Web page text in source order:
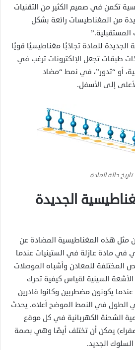
تكمن في صميم الكثير من التقنيات
من المغناطيسات رائعة بشكل
للمادة تجاذبًا مغناطيسيًا قويًا
طبقات تجعل الإلكترونات ترغب في
أو “تدور”، في نمط “مضاد
إلى الأسفل.
تاريخ حالة المادة
الجديدة
مثل هذه المغناطيسية المضادة عن
في مادة عازلة في الستينيات عندما
المختلفة للمعادن وأشباه الموصلات
الأشعة السينية لقياس كيفية تحرك
عندما يكونون مضطربين وكانوا قادرين
الطول في النمط الموضح أعلاه. يحدث
الشحنة الكهربائية في كل موقع
يمكن أن تختلف أيضًا وهي بصمة
الجديد.